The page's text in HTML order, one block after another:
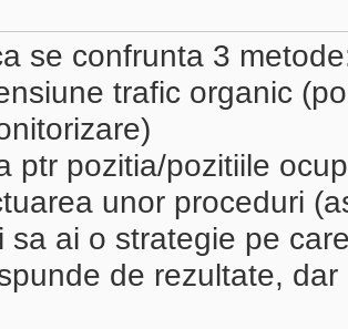
se confrunta 3
trafic organic
ptr pozitia/pozitiile
unor proceduri
sa ai o strategie pe
de rezultate, dar